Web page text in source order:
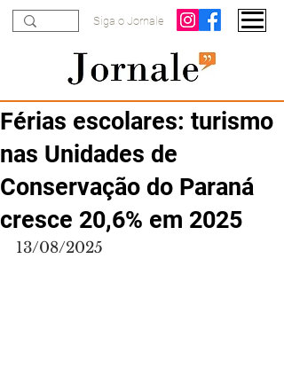
Siga o Jornale
Férias escolares: turismo
nas Unidades de
Conservação do Paraná
cresce 20,6% em 2025
13/08/2025